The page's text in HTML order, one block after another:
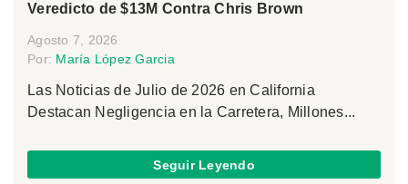
Veredicto de $13M Contra Chris Brown
Agosto 7, 2026
Por: María López Garcia
Las Noticias de Julio de 2026 en California
Destacan Negligencia en la Carretera, Millones...
Seguir Leyendo